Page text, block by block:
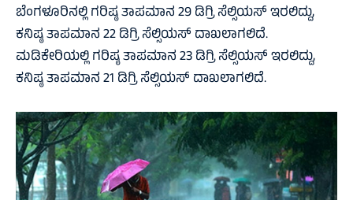
ಬೆಂಗಳೂರಿನಲ್ಲಿ ಗರಿಷ್ಠ ತಾಪಮಾನ 29 ಡಿಗ್ರಿ ಸೆಲ್ಸಿಯಸ್ ಇರಲಿದ್ದು,
ಕನಿಷ್ಠ ತಾಪಮಾನ 22 ಡಿಗ್ರಿ ಸೆಲ್ಸಿಯಸ್ ದಾಖಲಾಗಲಿದೆ.
ಮಡಿಕೇರಿಯಲ್ಲಿ ಗರಿಷ್ಠ ತಾಪಮಾನ 23 ಡಿಗ್ರಿ ಸೆಲ್ಸಿಯಸ್ ಇರಲಿದ್ದು,
ಕನಿಷ್ಠ ತಾಪಮಾನ 21 ಡಿಗ್ರಿ ಸೆಲ್ಸಿಯಸ್ ದಾಖಲಾಗಲಿದೆ.